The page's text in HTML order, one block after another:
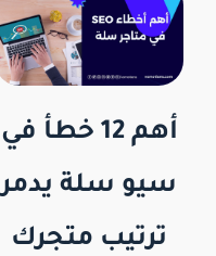
أهم 12 خطأ في
سيو سلة يدمر
ترتيب متجرك